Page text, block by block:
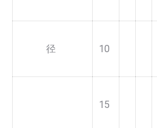
径 10
15